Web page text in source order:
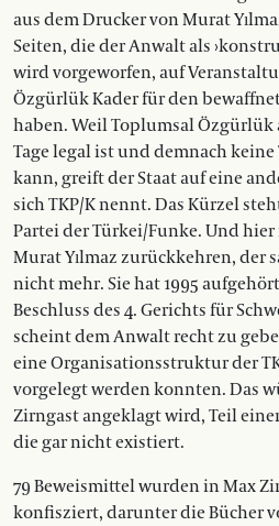
aus dem Drucker von Murat
Seiten, die der Anwalt als
wird vorgeworfen, auf
Özgürlük Kader für den
haben. Weil Toplumsal
Tage legal ist und demnach
kann, greift der Staat auf eine
sich TKP/K nennt. Das Kürzel
Partei der Türkei/Funke. Und
Murat Yılmaz zurückkehren, der
nicht mehr. Sie hat 1995
Beschluss des 4. Gerichts für
scheint dem Anwalt recht zu
eine Organisationsstruktur der
vorgelegt werden konnten. Das
Zirngast angeklagt wird, Teil
die gar nicht existiert.
79 Beweismittel wurden in Max
konfisziert, darunter die Bücher